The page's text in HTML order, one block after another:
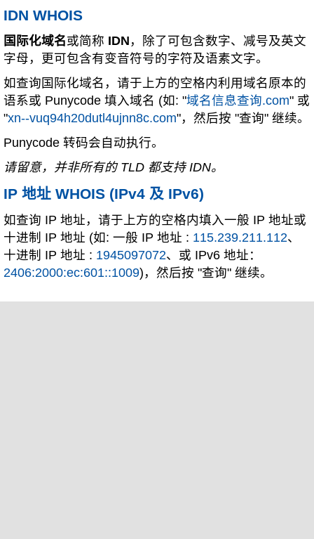
IDN WHOIS
国际化域名或简称 IDN ，除了可包含数字、减号及英文
字母，更可包含有变音符号的字符及语素文字。
如查询国际化域名，请于上方的空格内利用域名原本的
语系或 Punycode 填入域名 (如: "域名信息查询.com" 或
"xn--vuq94h20dutl4ujnn8c.com"，然后按 "查询" 继续。
Punycode 转码会自动执行。
请留意，并非所有的 TLD 都支持 IDN。
IP 地址 WHOIS (IPv4 及 IPv6)
如查询 IP 地址，请于上方的空格内填入一般 IP 地址或
十进制 IP 地址 (如: 一般 IP 地址 : 115.239.211.112、
十进制 IP 地址 : 1945097072、或 IPv6 地址：
2406:2000:ec:601::1009)，然后按 "查询" 继续。